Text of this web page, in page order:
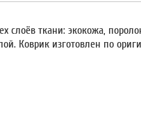
слоёв ткани: экокожа,
Коврик изготовлен по